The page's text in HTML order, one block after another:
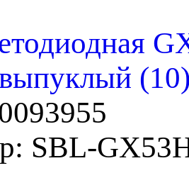
SBL-